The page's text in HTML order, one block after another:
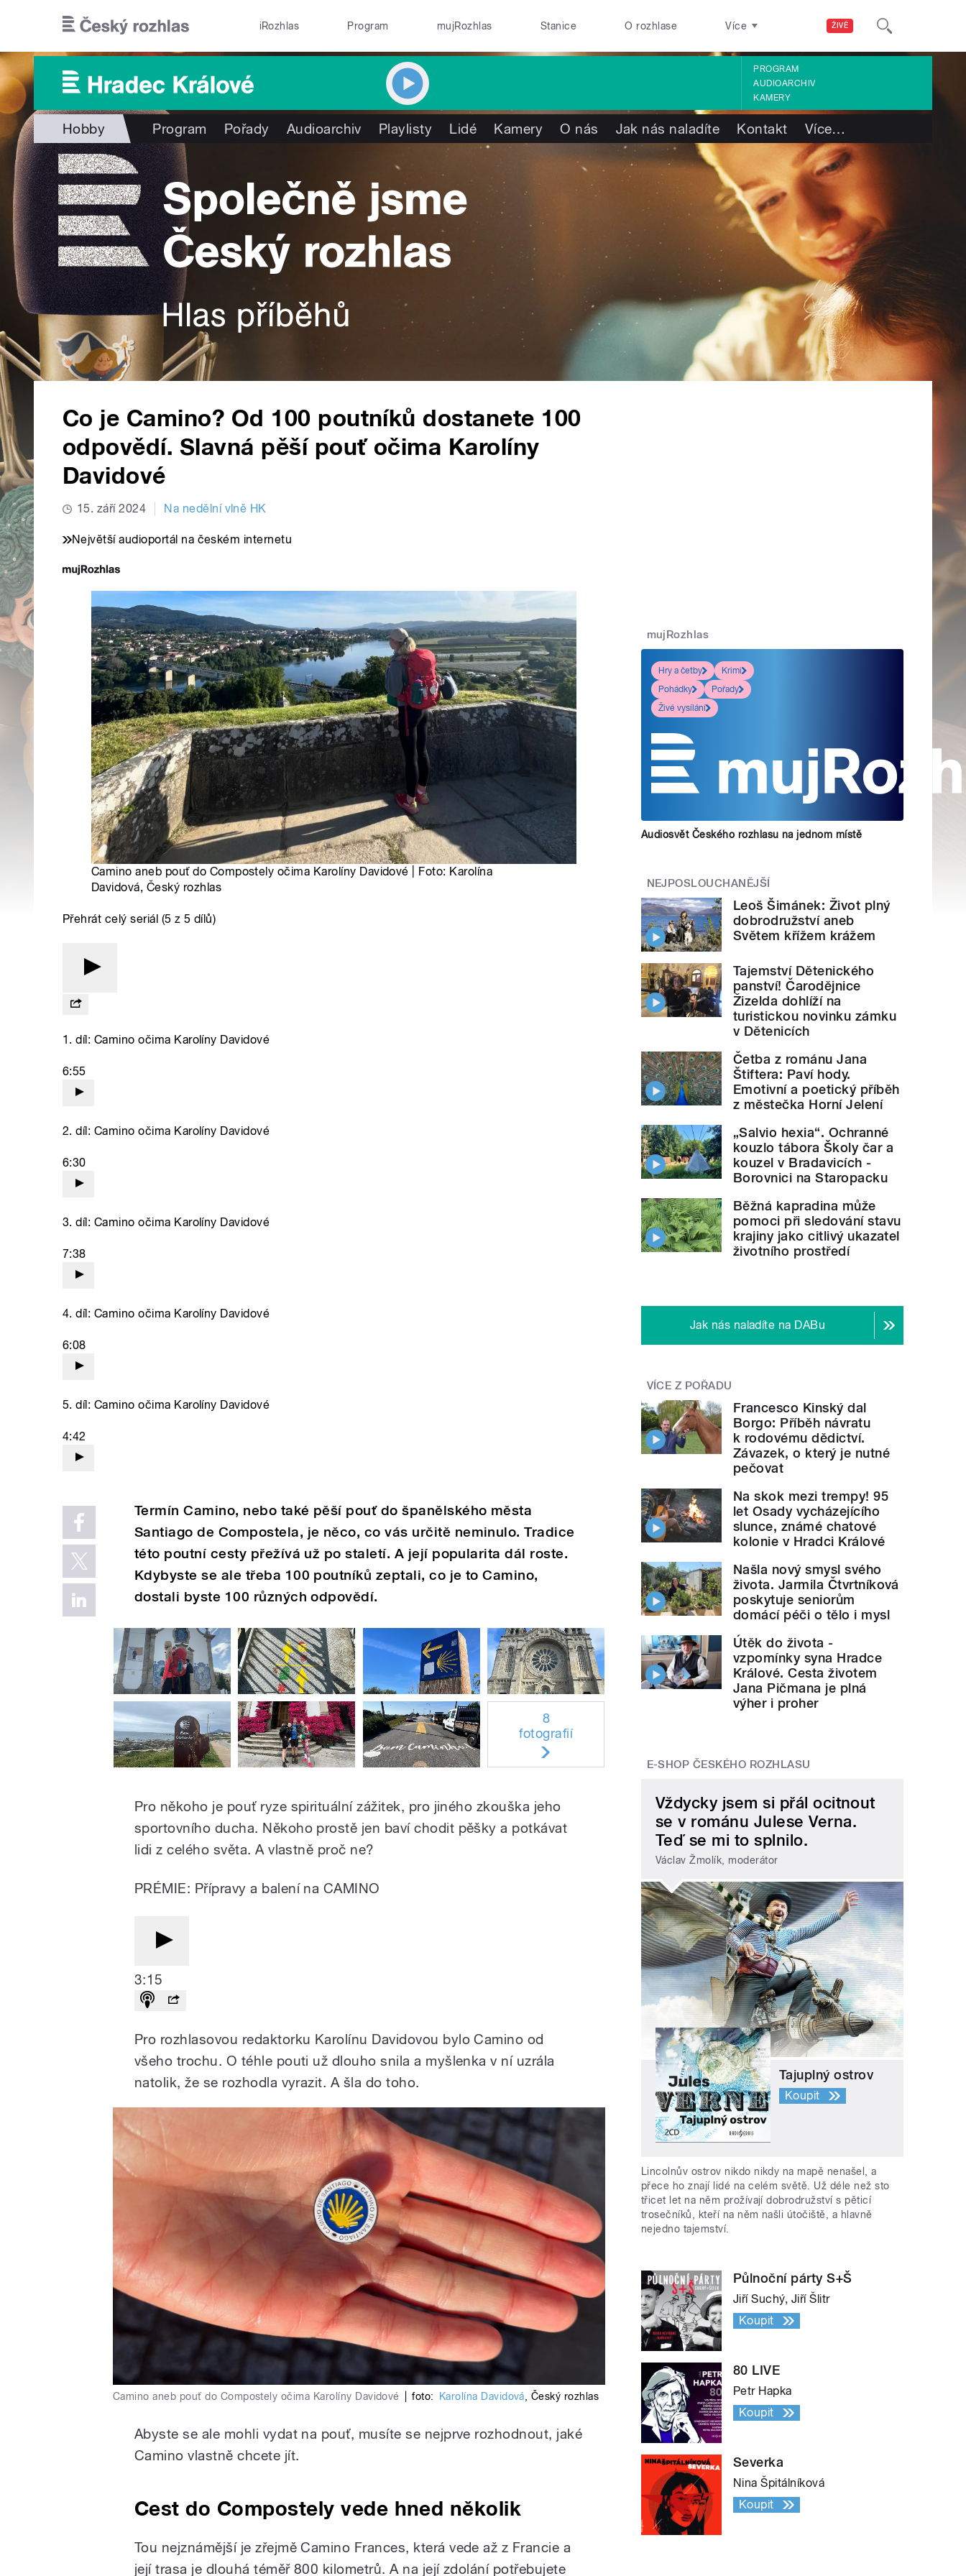
ŽIVĚ
iRozhlas Program mujRozhlas Stanice O rozhlase Více
PROGRAM
AUDIOARCHIV
KAMERY
Hobby Program Pořady Audioarchiv Playlisty Lidé Kamery O nás Jak nás naladíte Kontakt Více…
Co je Camino? Od 100 poutníků dostanete 100
odpovědí. Slavná pěší pouť očima Karolíny
Davidové
15. září 2024 Na nedělní vlně HK
Největší audioportál na českém internetu
Camino aneb pouť do Compostely očima Karolíny Davidové | Foto: Karolína
Davidová, Český rozhlas
Přehrát celý seriál (5 z 5 dílů)
1. díl: Camino očima Karolíny Davidové
6:55
2. díl: Camino očima Karolíny Davidové
6:30
3. díl: Camino očima Karolíny Davidové
7:38
4. díl: Camino očima Karolíny Davidové
6:08
5. díl: Camino očima Karolíny Davidové
4:42
Termín Camino, nebo také pěší pouť do španělského města
Santiago de Compostela, je něco, co vás určitě neminulo. Tradice
této poutní cesty přežívá už po staletí. A její popularita dál roste.
Kdybyste se ale třeba 100 poutníků zeptali, co je to Camino,
dostali byste 100 různých odpovědí.
8
fotografií
Pro někoho je pouť ryze spirituální zážitek, pro jiného zkouška jeho
sportovního ducha. Někoho prostě jen baví chodit pěšky a potkávat
lidi z celého světa. A vlastně proč ne?
PRÉMIE: Přípravy a balení na CAMINO
3:15
Pro rozhlasovou redaktorku Karolínu Davidovou bylo Camino od
všeho trochu. O téhle pouti už dlouho snila a myšlenka v ní uzrála
natolik, že se rozhodla vyrazit. A šla do toho.
Camino aneb pouť do Compostely očima Karolíny Davidové foto: Karolína Davidová, Český rozhlas
Abyste se ale mohli vydat na pouť, musíte se nejprve rozhodnout, jaké
Camino vlastně chcete jít.
Cest do Compostely vede hned několik
Tou nejznámější je zřejmě Camino Frances, která vede až z Francie a
její trasa je dlouhá téměř 800 kilometrů. A na její zdolání potřebujete
mujRozhlas
Hry a četby
Krimi
Pohádky
Pořady
Živé vysílání
Audiosvět Českého rozhlasu na jednom místě
NEJPOSLOUCHANĚJŠÍ
Leoš Šimánek: Život plný
dobrodružství aneb
Světem křížem krážem
Tajemství Dětenického
panství! Čarodějnice
Žizelda dohlíží na
turistickou novinku zámku
v Dětenicích
Četba z románu Jana
Štiftera: Paví hody.
Emotivní a poetický příběh
z městečka Horní Jelení
„Salvio hexia“. Ochranné
kouzlo tábora Školy čar a
kouzel v Bradavicích -
Borovnici na Staropacku
Běžná kapradina může
pomoci při sledování stavu
krajiny jako citlivý ukazatel
životního prostředí
Jak nás naladíte na DABu
VÍCE Z POŘADU
Francesco Kinský dal
Borgo: Příběh návratu
k rodovému dědictví.
Závazek, o který je nutné
pečovat
Na skok mezi trempy! 95
let Osady vycházejícího
slunce, známé chatové
kolonie v Hradci Králové
Našla nový smysl svého
života. Jarmila Čtvrtníková
poskytuje seniorům
domácí péči o tělo i mysl
Útěk do života -
vzpomínky syna Hradce
Králové. Cesta životem
Jana Pičmana je plná
výher i proher
E-SHOP ČESKÉHO ROZHLASU
Vždycky jsem si přál ocitnout
se v románu Julese Verna.
Teď se mi to splnilo.
Václav Žmolík, moderátor
Tajuplný ostrov
Koupit
Lincolnův ostrov nikdo nikdy na mapě nenašel, a
přece ho znají lidé na celém světě. Už déle než sto
třicet let na něm prožívají dobrodružství s pěticí
trosečníků, kteří na něm našli útočiště, a hlavně
nejedno tajemství.
Půlnoční párty S+Š
Jiří Suchý, Jiří Šlitr
Koupit
80 LIVE
Petr Hapka
Koupit
Severka
Nina Špitálníková
Koupit